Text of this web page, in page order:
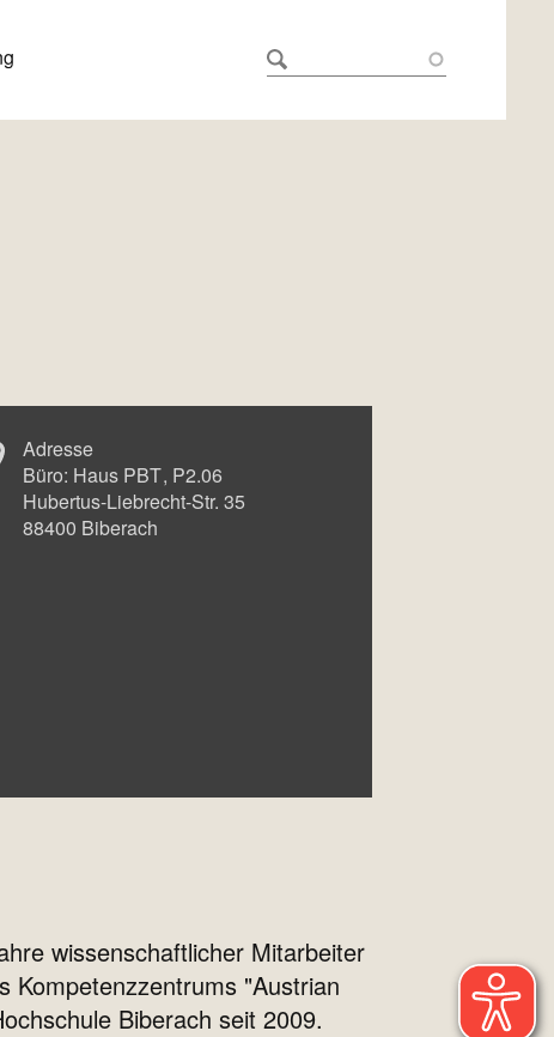
Adresse
Büro: Haus PBT P2.06
Hubertus-Liebrecht-Str. 35
88400 Biberach
wissenschaftlicher Mitarbeiter
Kompetenzzentrums "Austrian
Biberach seit 2009.